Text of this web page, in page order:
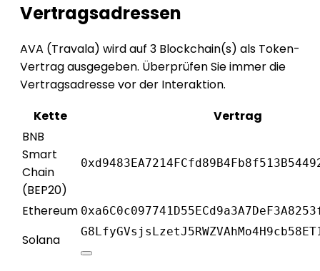
Vertragsadressen
AVA (Travala) wird auf 3 Blockchain(s) als Token-
Vertrag ausgegeben. Überprüfen Sie immer die
Vertragsadresse vor der Interaktion.
Kette
Vertrag
BNB
Smart
Chain
(BEP20)
Ethereum
Solana